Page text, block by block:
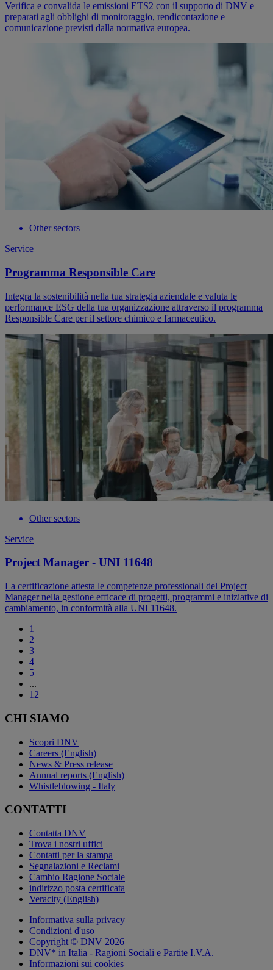
Verifica e convalida le emissioni ETS2 con il supporto di DNV e
preparati agli obblighi di monitoraggio, rendicontazione e
comunicazione previsti dalla normativa europea.
Other sectors
Service
Programma Responsible Care
Integra la sostenibilità nella tua strategia aziendale e valuta le
performance ESG della tua organizzazione attraverso il programma
Responsible Care per il settore chimico e farmaceutico.
Other sectors
Service
Project Manager - UNI 11648
La certificazione attesta le competenze professionali del Project
Manager nella gestione efficace di progetti, programmi e iniziative di
cambiamento, in conformità alla UNI 11648.
1
2
3
4
5
...
12
CHI SIAMO
Scopri DNV
Careers (English)
News & Press release
Annual reports (English)
Whistleblowing - Italy
CONTATTI
Contatta DNV
Trova i nostri uffici
Contatti per la stampa
Segnalazioni e Reclami
Cambio Ragione Sociale
indirizzo posta certificata
Veracity (English)
Informativa sulla privacy
Condizioni d'uso
Copyright © DNV 2026
DNV* in Italia - Ragioni Sociali e Partite I.V.A.
Informazioni sui cookies